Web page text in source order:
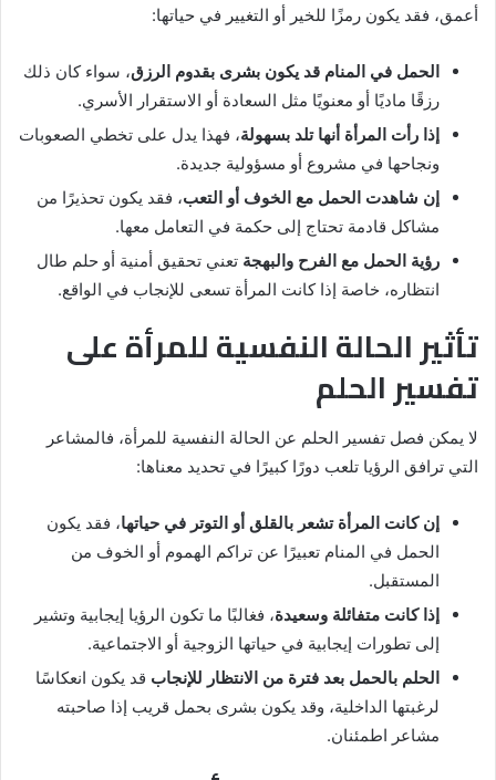
أعمق، فقد يكون رمزًا للخير أو التغيير في حياتها:
الحمل في المنام قد يكون بشرى بقدوم الرزق، سواء كان ذلك
رزقًا ماديًا أو معنويًا مثل السعادة أو الاستقرار الأسري.
إذا رأت المرأة أنها تلد بسهولة، فهذا يدل على تخطي الصعوبات
ونجاحها في مشروع أو مسؤولية جديدة.
إن شاهدت الحمل مع الخوف أو التعب، فقد يكون تحذيرًا من
مشاكل قادمة تحتاج إلى حكمة في التعامل معها.
رؤية الحمل مع الفرح والبهجة تعني تحقيق أمنية أو حلم طال
انتظاره، خاصة إذا كانت المرأة تسعى للإنجاب في الواقع.
تأثير الحالة النفسية للمرأة على
تفسير الحلم
لا يمكن فصل تفسير الحلم عن الحالة النفسية للمرأة، فالمشاعر
التي ترافق الرؤيا تلعب دورًا كبيرًا في تحديد معناها:
إن كانت المرأة تشعر بالقلق أو التوتر في حياتها، فقد يكون
الحمل في المنام تعبيرًا عن تراكم الهموم أو الخوف من
المستقبل.
إذا كانت متفائلة وسعيدة، فغالبًا ما تكون الرؤيا إيجابية وتشير
إلى تطورات إيجابية في حياتها الزوجية أو الاجتماعية.
الحلم بالحمل بعد فترة من الانتظار للإنجاب قد يكون انعكاسًا
لرغبتها الداخلية، وقد يكون بشرى بحمل قريب إذا صاحبته
مشاعر اطمئنان.